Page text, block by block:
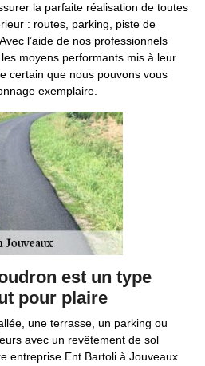
la parfaite réalisation de toutes
: routes, parking, piste de
l’aide de nos professionnels
moyens performants mis à leur
certain que nous pouvons vous
exemplaire.
est un type
pour plaire
une terrasse, un parking ou
avec un revêtement de sol
entreprise Ent Bartoli à Jouveaux